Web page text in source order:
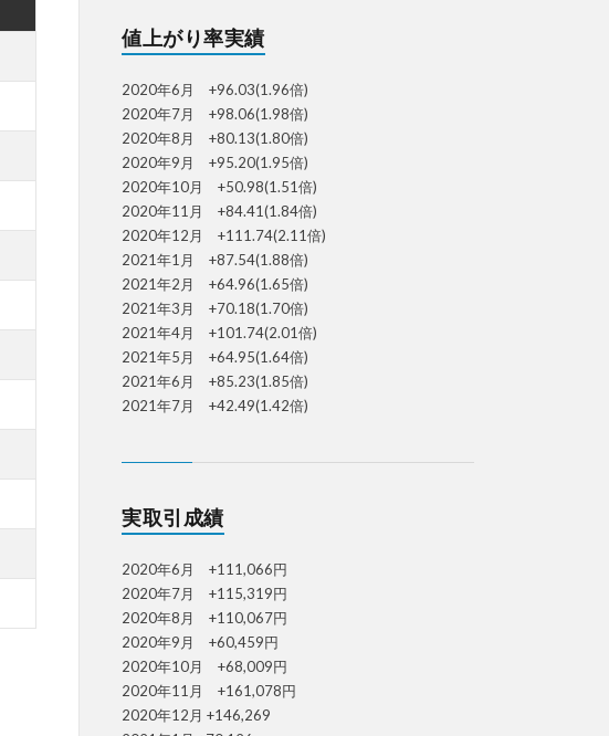
値上がり率実績
2020年6月 +96.03(1.96倍)
2020年7月 +98.06(1.98倍)
2020年8月 +80.13(1.80倍)
2020年9月 +95.20(1.95倍)
2020年10月 +50.98(1.51倍)
2020年11月 +84.41(1.84倍)
2020年12月 +111.74(2.11倍)
2021年1月 +87.54(1.88倍)
2021年2月 +64.96(1.65倍)
2021年3月 +70.18(1.70倍)
2021年4月 +101.74(2.01倍)
2021年5月 +64.95(1.64倍)
2021年6月 +85.23(1.85倍)
2021年7月 +42.49(1.42倍)
実取引成績
2020年6月 +111,066円
2020年7月 +115,319円
2020年8月 +110,067円
2020年9月 +60,459円
2020年10月 +68,009円
2020年11月 +161,078円
2020年12月 +146,269